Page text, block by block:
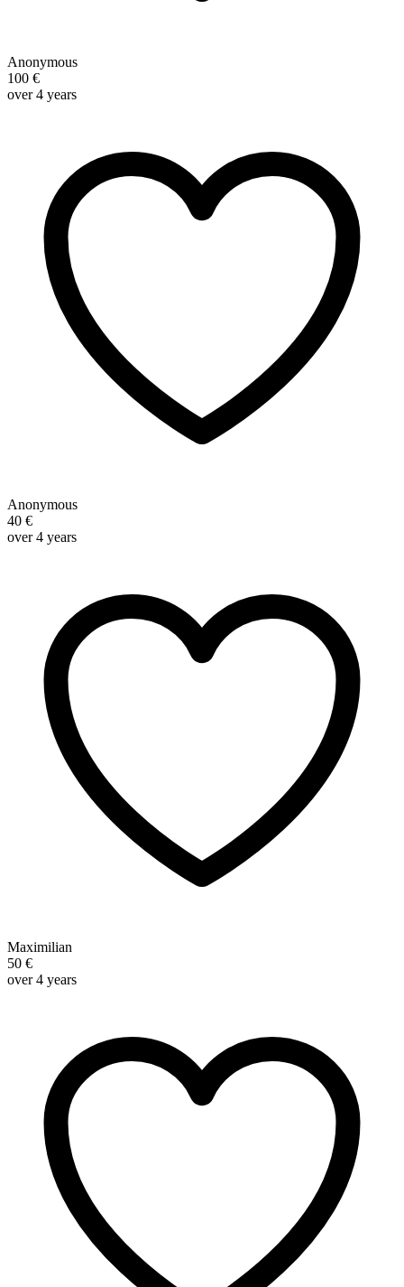
Anonymous
100 €
over 4 years
Anonymous
40 €
over 4 years
Maximilian
50 €
over 4 years